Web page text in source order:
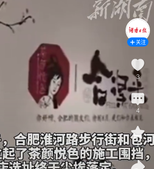
关注
3
4
1